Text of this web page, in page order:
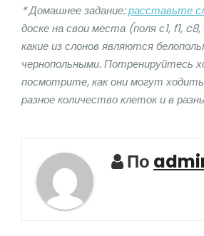
* Домашнее задание:расставьте
доске на свои места (поля с1, f1,
какие из слонов являются
чернопольными. Потренируйтесь
посмотрите, как они могут
разное количество клеток и в
По